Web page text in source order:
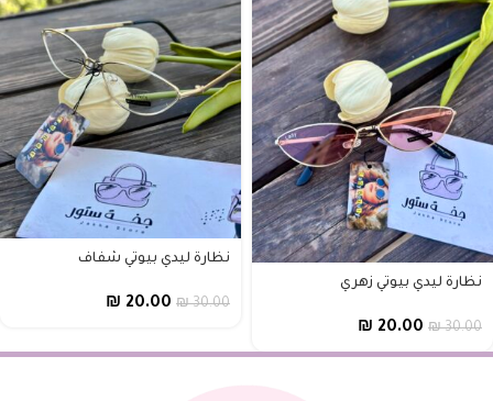
نظارة ليدي بيوتي زهري
₪30.00
₪ 20.00
نظارة ليدي بيوتي شفاف
₪30.00
₪ 20.00